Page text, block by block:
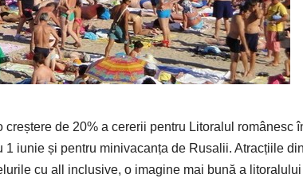
de 20% a cererii pentru Litoralul românesc
iunie și pentru minivacanța de Rusalii. Atracțiile
cu all inclusive, o imagine mai bună a litoralului